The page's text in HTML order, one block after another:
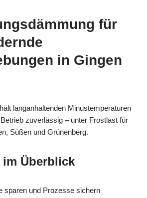
für
in Gingen
langanhaltenden Minustemperaturen
zuverlässig – unter Frostlast für
Süßen und Grünenberg.
im Überblick
sparen und Prozesse sichern